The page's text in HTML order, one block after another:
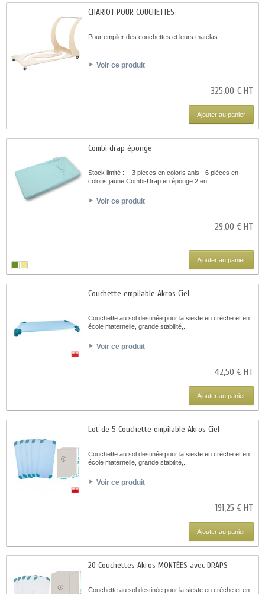
CHARIOT POUR COUCHETTES
Pour empiler des couchettes et leurs matelas.
Voir ce produit
325,00 € HT
Ajouter au panier
Combi drap éponge
Stock limité : - 3 pièces en coloris anis - 6 pièces en
coloris jaune Combi-Drap en éponge 2 en...
Voir ce produit
29,00 € HT
Ajouter au panier
Couchette empilable Akros Ciel
Couchette au sol destinée pour la sieste en crèche et en
école maternelle, grande stabilité,...
Voir ce produit
42,50 € HT
Ajouter au panier
Lot de 5 Couchette empilable Akros Ciel
Couchette au sol destinée pour la sieste en crèche et en
école maternelle, grande stabilité,...
Voir ce produit
191,25 € HT
Ajouter au panier
20 Couchettes Akros MONTÉES avec DRAPS
Couchette au sol destinée pour la sieste en crèche et en